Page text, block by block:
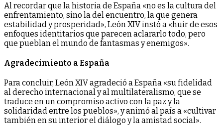
Al recordar que la historia de España «no es la cultura del
enfrentamiento, sino la del encuentro, la que genera
estabilidad y prosperidad», León XIV instó a «huir de esos
enfoques identitarios que parecen aclararlo todo, pero
que pueblan el mundo de fantasmas y enemigos».
Agradecimiento a España
Para concluir, León XIV agradeció a España «su fidelidad
al derecho internacional y al multilateralismo, que se
traduce en un compromiso activo con la paz y la
solidaridad entre los pueblos», y animó al país a «cultivar
también en su interior el diálogo y la amistad social».